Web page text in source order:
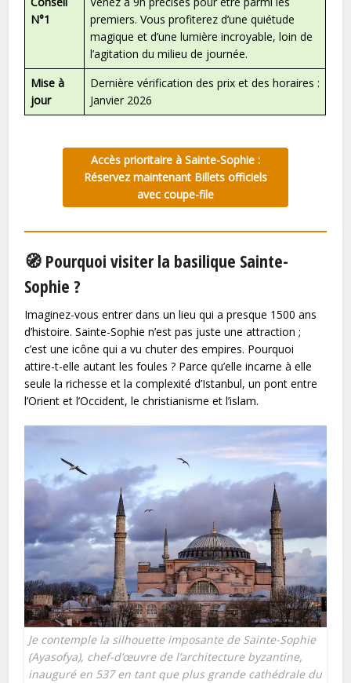
N°1
premiers. Vous profiterez d’une quiétude
magique et d’une lumière incroyable, loin de
l’agitation du milieu de journée.
Mise à
jour
Dernière vérification des prix et des horaires :
Janvier 2026
Accès prioritaire à Sainte-Sophie :
Réservez maintenant Billets officiels
avec coupe-file
🧭 Pourquoi visiter la basilique Sainte-
Sophie ?
Imaginez-vous entrer dans un lieu qui a presque 1500 ans
d’histoire. Sainte-Sophie n’est pas juste une attraction ;
c’est une icône qui a vu chuter des empires. Pourquoi
attire-t-elle autant les foules ? Parce qu’elle incarne à elle
seule la richesse et la complexité d’Istanbul, un pont entre
l’Orient et l’Occident, le christianisme et l’islam.
Je contemple la silhouette imposante de Sainte-Sophie
(Ayasofya), chef-d’œuvre de l’architecture byzantine,
inauguré en 537 en tant que plus grande cathédrale du